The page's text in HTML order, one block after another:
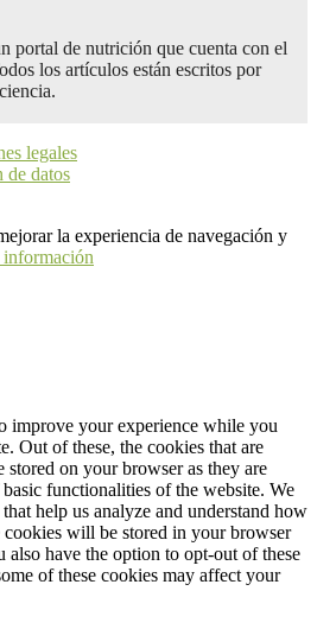
portal de nutrición que cuenta con el
los artículos están escritos por
legales
de datos
la experiencia de navegación y
información
improve your experience while you
Out of these, the cookies that are
stored on your browser as they are
functionalities of the website. We
help us analyze and understand how
cookies will be stored in your browser
have the option to opt-out of these
of these cookies may affect your